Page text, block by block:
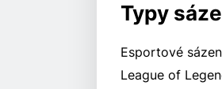
Typy
Esportové
League of